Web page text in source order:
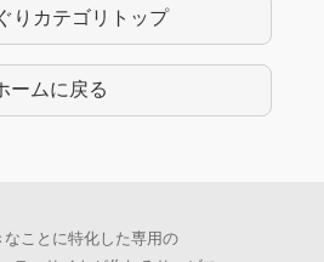
り カテゴリトップ
ームに戻る
なことに特化した専用の